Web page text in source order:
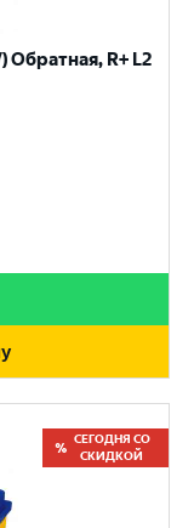
Обратная, R+ L2
СЕГОДНЯ СО
СКИДКОЙ